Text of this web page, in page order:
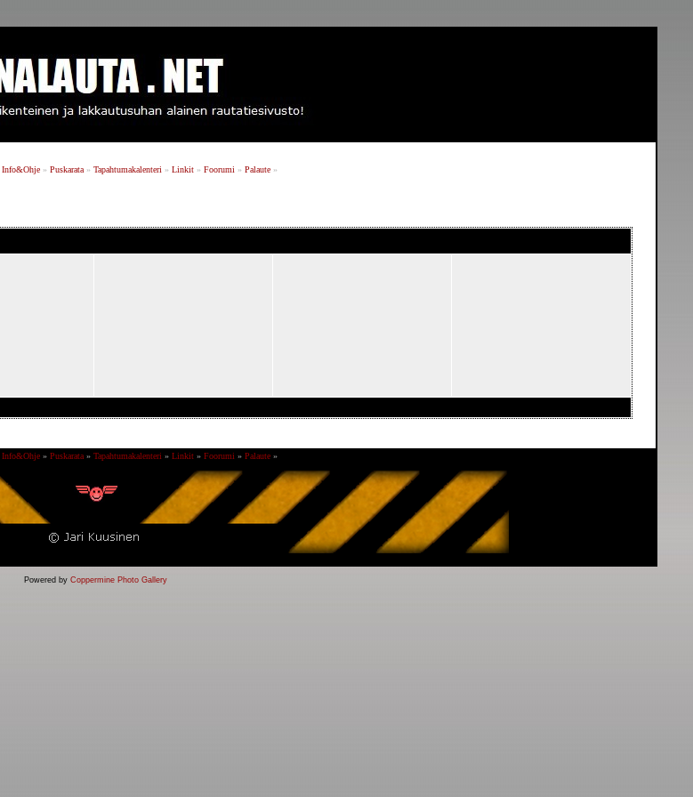
Info&Ohje» Puskarata» Tapahtumakalenteri » Linkit» Foorumi » Palaute»
Info&Ohje» Puskarata» Tapahtumakalenteri » Linkit» Foorumi » Palaute»
Powered by Coppermine Photo Gallery